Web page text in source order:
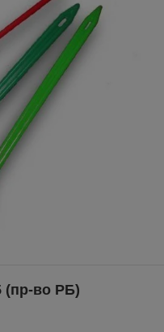
(пр-во РБ)